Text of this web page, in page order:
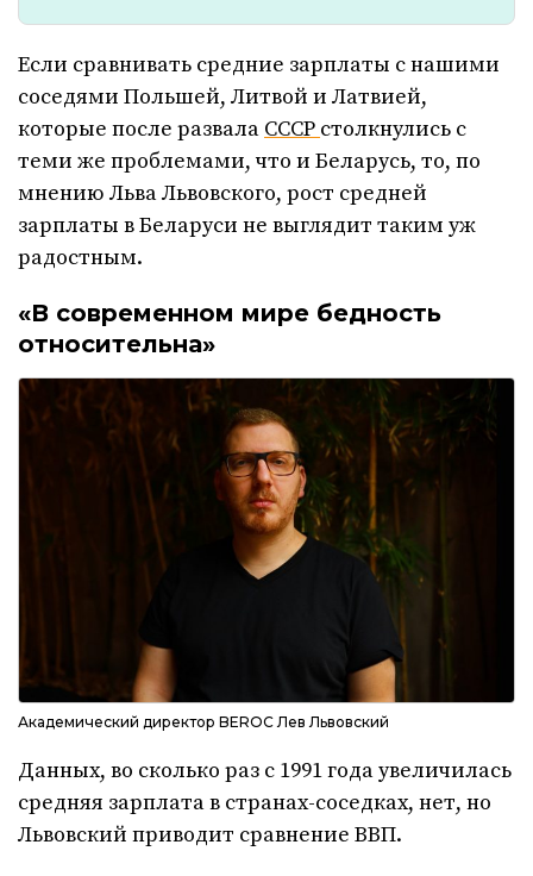
Если сравнивать средние зарплаты с нашими
соседями Польшей, Литвой и Латвией,
которые после развала СССР столкнулись с
теми же проблемами, что и Беларусь, то, по
мнению Льва Львовского, рост средней
зарплаты в Беларуси не выглядит таким уж
радостным.
«В современном мире бедность
относительна»
Академический директор BEROC Лев Львовский
Данных, во сколько раз с 1991 года увеличилась
средняя зарплата в странах-соседках, нет, но
Львовский приводит сравнение ВВП.